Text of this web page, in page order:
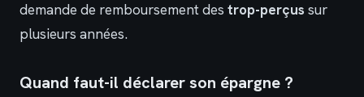
demande de remboursement des trop-perçus sur
plusieurs années.
Quand faut-il déclarer son épargne ?